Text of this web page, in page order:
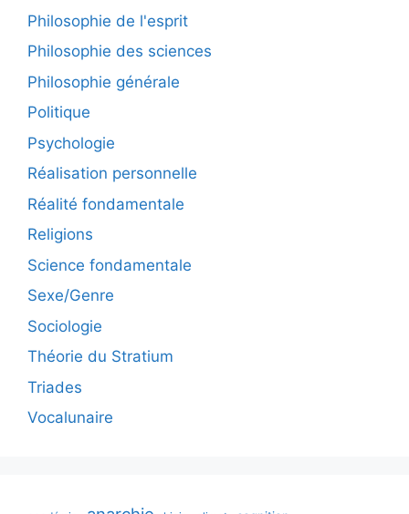
Philosophie de l'esprit
Philosophie des sciences
Philosophie générale
Politique
Psychologie
Réalisation personnelle
Réalité fondamentale
Religions
Science fondamentale
Sexe/Genre
Sociologie
Théorie du Stratium
Triades
Vocalunaire